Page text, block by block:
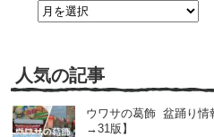
人気の記事
ウワサの葛飾 盆踊り
→31版】